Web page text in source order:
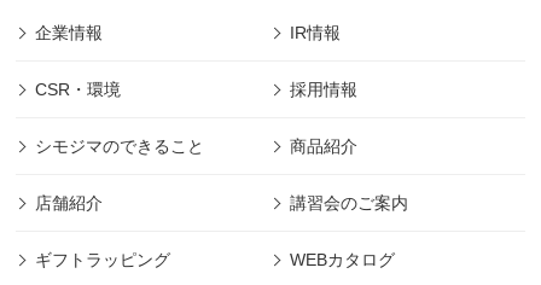
企業情報 IR情報
CSR・環境 採用情報
シモジマのできること 商品紹介
店舗紹介 講習会のご案内
ギフトラッピング WEBカタログ